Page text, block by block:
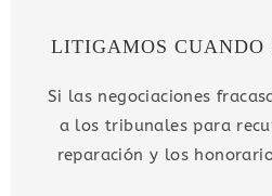
LITIGAMOS CUANDO
Si las negociaciones
a los tribunales para
reparación y los